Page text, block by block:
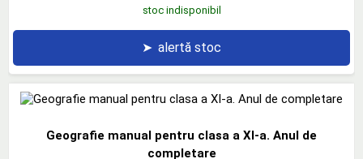
stoc indisponibil
➤ alertă stoc
Geografie manual pentru clasa a XI-a. Anul de
completare